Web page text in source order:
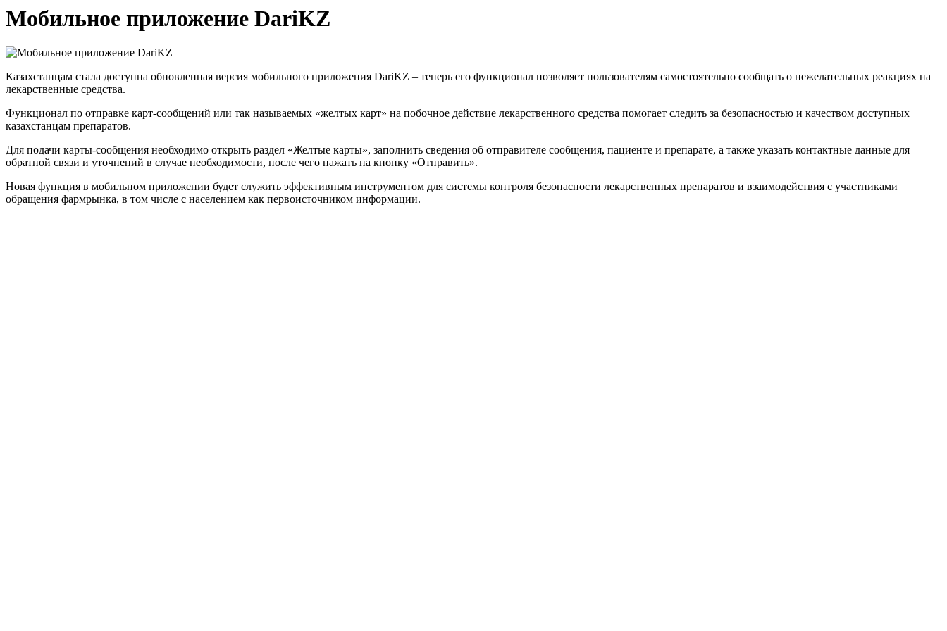
Мобильное приложение DariKZ
Казахстанцам стала доступна обновленная версия мобильного приложения DariKZ – теперь его функционал позволяет пользователям самостоятельно сообщать о нежелательных реакциях на
лекарственные средства.
Функционал по отправке карт-сообщений или так называемых «желтых карт» на побочное действие лекарственного средства помогает следить за безопасностью и качеством доступных
казахстанцам препаратов.
Для подачи карты-сообщения необходимо открыть раздел «Желтые карты», заполнить сведения об отправителе сообщения, пациенте и препарате, а также указать контактные данные для
обратной связи и уточнений в случае необходимости, после чего нажать на кнопку «Отправить».
Новая функция в мобильном приложении будет служить эффективным инструментом для системы контроля безопасности лекарственных препаратов и взаимодействия с участниками
обращения фармрынка, в том числе с населением как первоисточником информации.